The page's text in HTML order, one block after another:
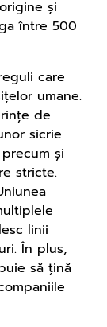
și
între 500
care
umane.
de
sicrie
și
stricte.
linii
În plus,
să țină